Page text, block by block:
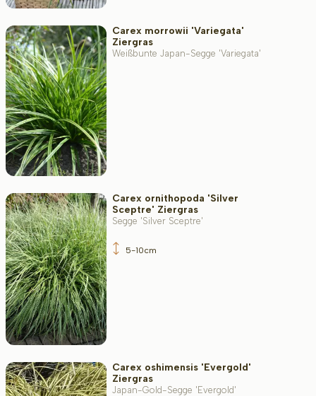
Filter toepassen
Carex morrowii 'Variegata'
Ziergras
Weißbunte Japan-Segge 'Variegata'
Carex ornithopoda 'Silver
Sceptre' Ziergras
Segge 'Silver Sceptre'
5-10cm
Carex oshimensis 'Evergold'
Ziergras
Japan-Gold-Segge 'Evergold'